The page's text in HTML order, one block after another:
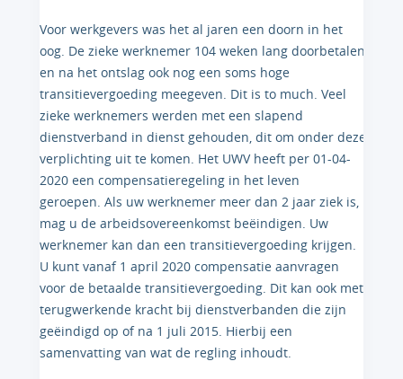
Voor werkgevers was het al jaren een doorn in het
oog. De zieke werknemer 104 weken lang doorbetalen
en na het ontslag ook nog een soms hoge
transitievergoeding meegeven. Dit is to much. Veel
zieke werknemers werden met een slapend
dienstverband in dienst gehouden, dit om onder deze
verplichting uit te komen. Het UWV heeft per 01-04-
2020 een compensatieregeling in het leven
geroepen. Als uw werknemer meer dan 2 jaar ziek is,
mag u de arbeidsovereenkomst beëindigen. Uw
werknemer kan dan een transitievergoeding krijgen.
U kunt vanaf 1 april 2020 compensatie aanvragen
voor de betaalde transitievergoeding. Dit kan ook met
terugwerkende kracht bij dienstverbanden die zijn
geëindigd op of na 1 juli 2015. Hierbij een
samenvatting van wat de regling inhoudt.